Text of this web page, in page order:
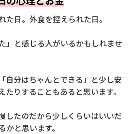
た日。外食を控えられた日。
」と感じる人がいるかもしれませ
自分はちゃんとできる」と少し安
りすることもあると思います。
したのだから少しくらいはいいだ
と思います。